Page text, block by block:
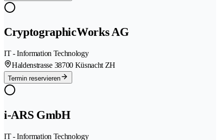
CryptographicWorks AG
IT - Information Technology
Haldenstrasse 38700 Küsnacht ZH
Termin reservieren
i-ARS GmbH
IT - Information Technology